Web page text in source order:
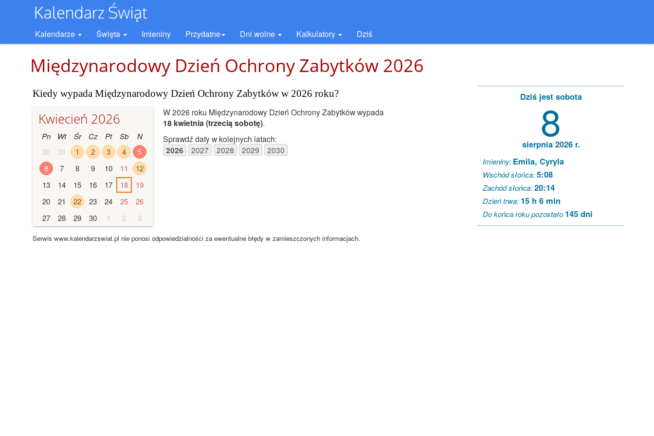
Kalendarze Święta Imieniny Przydatne Dni wolne Kalkulatory Dziś
Międzynarodowy Dzień Ochrony Zabytków 2026
Kiedy wypada Międzynarodowy Dzień Ochrony Zabytków w 2026 roku?
Kwiecień 2026
Pn Wt Śr Cz Pt Sb
N
30
31 1 2 3 4
5
6
7 8 9 10 11
12
13
14 15 16 17 18
19
20
21 22 23 24 25
26
27
28 29 30 1 2 3
W 2026 roku Międzynarodowy Dzień Ochrony Zabytków wypada
18 kwietnia (trzecią sobotę).
Sprawdź daty w kolejnych latach:
2026 2027 2028 2029 2030
Serwis www.kalendarzswiat.pl nie ponosi odpowiedzialności za ewentualne błędy w zamieszczonych informacjach.
Dziś jest sobota
8
sierpnia 2026 r.
Imieniny: Emila, Cyryla
Wschód słońca:5:08
Zachód słońca:20:14
Dzień trwa: 15 h 6 min
Do końca roku pozostało 145 dni